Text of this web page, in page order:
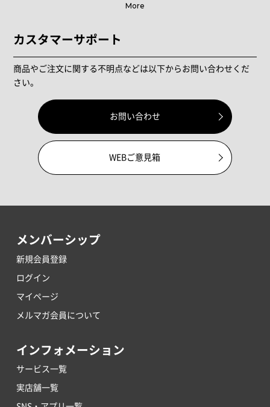
More
カスタマーサポート
商品やご注文に関する不明点などは以下からお問い合わせくだ
さい。
お問い合わせ
WEBご意見箱
メンバーシップ
新規会員登録
ログイン
マイページ
メルマガ会員について
インフォメーション
サービス一覧
実店舗一覧